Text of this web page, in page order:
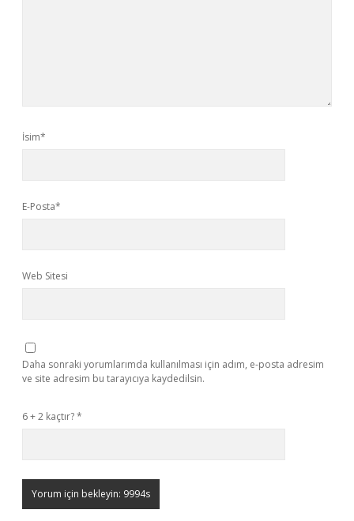
İsim*
E-Posta*
Web Sitesi
Daha sonraki yorumlarımda kullanılması için adım, e-posta adresim
ve site adresim bu tarayıcıya kaydedilsin.
6 + 2 kaçtır?*